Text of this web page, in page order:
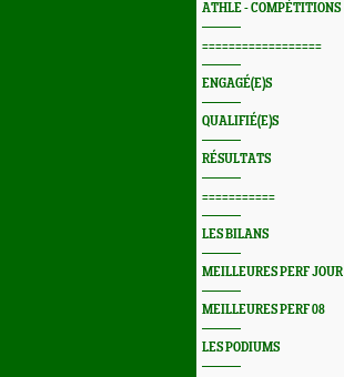
ATHLE - COMPÉTITIONS
==================
ENGAGÉ(E)S
QUALIFIÉ(E)S
RÉSULTATS
===========
LES BILANS
MEILLEURES PERF JOUR
MEILLEURES PERF 08
LES PODIUMS